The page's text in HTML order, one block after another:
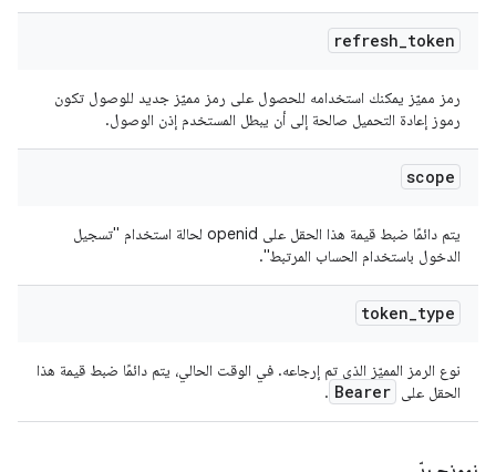
refresh_token
رمز مميّز يمكنك استخدامه للحصول على رمز مميّز جديد للوصول تكون
رموز إعادة التحميل صالحة إلى أن يبطل المستخدم إذن الوصول.
scope
يتم دائمًا ضبط قيمة هذا الحقل على openid لحالة استخدام "تسجيل
الدخول باستخدام الحساب المرتبط".
token_type
نوع الرمز المميّز الذي تم إرجاعه. في الوقت الحالي، يتم دائمًا ضبط قيمة هذا
الحقل على Bearer
.